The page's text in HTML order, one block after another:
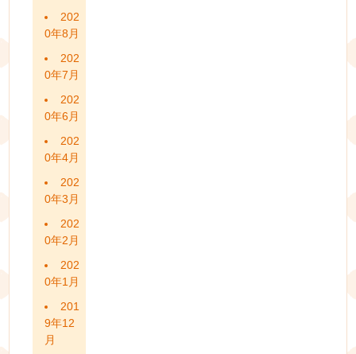
202
0年8月
202
0年7月
202
0年6月
202
0年4月
202
0年3月
202
0年2月
202
0年1月
201
9年12
月